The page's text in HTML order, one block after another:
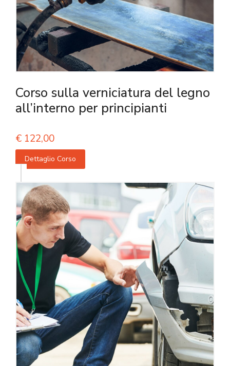
Corso sulla verniciatura del legno
all’interno per principianti
€ 122,00
Dettaglio Corso